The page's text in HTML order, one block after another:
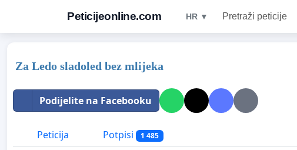
Peticijeonline.com HR ▼ Pretraži peticije
Za Ledo sladoled bez mlijeka
Podijelite na Facebooku
Peticija Potpisi 1 485